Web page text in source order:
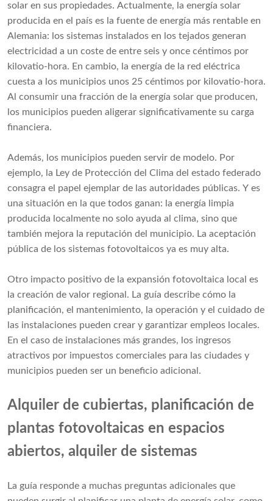
solar en sus propiedades. Actualmente, la energía solar
producida en el país es la fuente de energía más rentable en
Alemania: los sistemas instalados en los tejados generan
electricidad a un coste de entre seis y once céntimos por
kilovatio-hora. En cambio, la energía de la red eléctrica
cuesta a los municipios unos 25 céntimos por kilovatio-hora.
Al consumir una fracción de la energía solar que producen,
los municipios pueden aligerar significativamente su carga
financiera.
Además, los municipios pueden servir de modelo. Por
ejemplo, la Ley de Protección del Clima del estado federado
consagra el papel ejemplar de las autoridades públicas. Y es
una situación en la que todos ganan: la energía limpia
producida localmente no solo ayuda al clima, sino que
también mejora la reputación del municipio. La aceptación
pública de los sistemas fotovoltaicos ya es muy alta.
Otro impacto positivo de la expansión fotovoltaica local es
la creación de valor regional. La guía describe cómo la
planificación, el mantenimiento, la operación y el cuidado de
las instalaciones pueden crear y garantizar empleos locales.
En el caso de instalaciones más grandes, los ingresos
atractivos por impuestos comerciales para las ciudades y
municipios pueden ser un beneficio adicional.
Alquiler de cubiertas, planificación de
plantas fotovoltaicas en espacios
abiertos, alquiler de sistemas
La guía responde a muchas preguntas adicionales que